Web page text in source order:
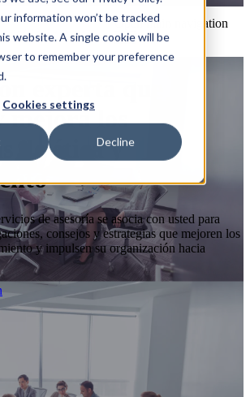
information won’t be tracked
website. A single cookie will be
to remember your preference
Cookies settings
Decline
Open main navigation
experta que
mejora los
de ética y
de asesoría se asocia con usted para
consejos y estrategias que mejoren los
y impulsen su organización hacia